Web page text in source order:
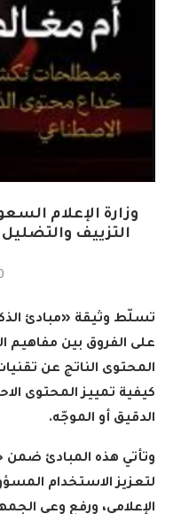
وزارة الإعلام
التزييف
تسلّط وثيقة «مبادئ
على الفروق بين مفاهيم
المحتوى الناتج عن
كيفية تمييز المحتوى
الدقيق أو الموجّه.
وتأتي هذه المبادئ ضمن
لتعزيز الاستخدام
الإعلامي، ورفع وعي